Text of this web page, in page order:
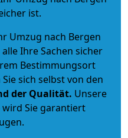
ist.
Umzug nach Bergen
Ihre Sachen sicher
Bestimmungsort
sich selbst von den
der Qualität. Unsere
wird Sie garantiert